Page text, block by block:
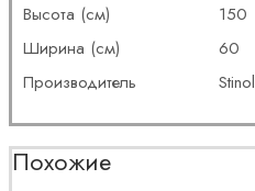
Высота (см)
150
Ширина (см)
60
Производитель
Stinol
Похожие